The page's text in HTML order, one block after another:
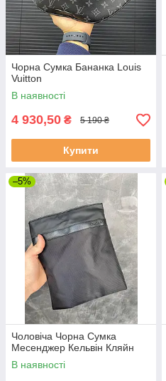
Чорна Сумка Бананка Louis
Vuitton
В наявності
4 930,50 ₴ 5 190 ₴
Купити
–5%
Чоловіча Чорна Сумка
Месенджер Кельвін Кляйн
В наявності